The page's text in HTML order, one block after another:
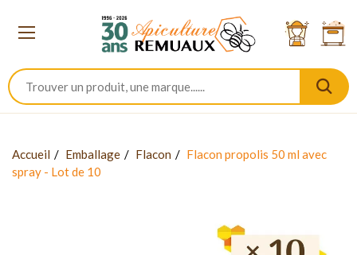
Accueil Emballage Flacon
Flacon propolis 50 ml avec
spray - Lot de 10